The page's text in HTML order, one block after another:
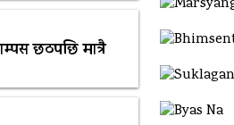
छठपछि मात्रै